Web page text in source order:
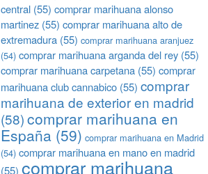
central (55) comprar marihuana alonso
martinez (55) comprar marihuana alto de
extremadura (55) comprar marihuana aranjuez
(54) comprar marihuana arganda del rey (55)
comprar marihuana carpetana (55) comprar
marihuana club cannabico (55) comprar
marihuana de exterior en madrid
(58)comprar marihuana en
España (59) comprar marihuana en Madrid
(54) comprar marihuana en mano en madrid
(55) comprar marihuana